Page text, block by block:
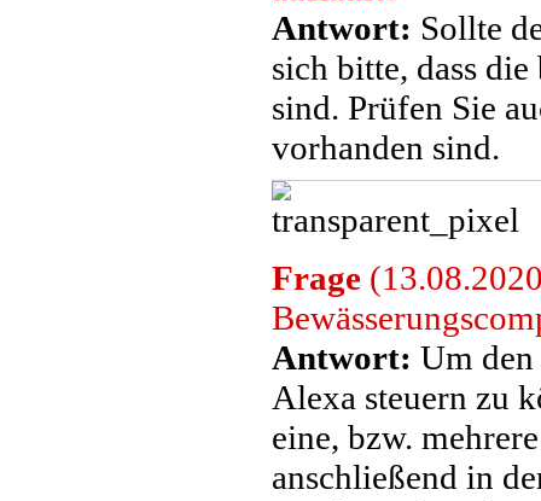
Antwort: Sollte
sich bitte, dass
sind. Prüfen Sie
vorhanden sind.
Frage
Antwort: Um den
Alexa steuern zu
eine, bzw.
anschließend in